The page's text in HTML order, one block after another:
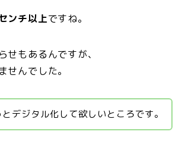
ンチ以上ですね。
せもあるんですが、
せんでした。
とデジタル化して欲しいところです。